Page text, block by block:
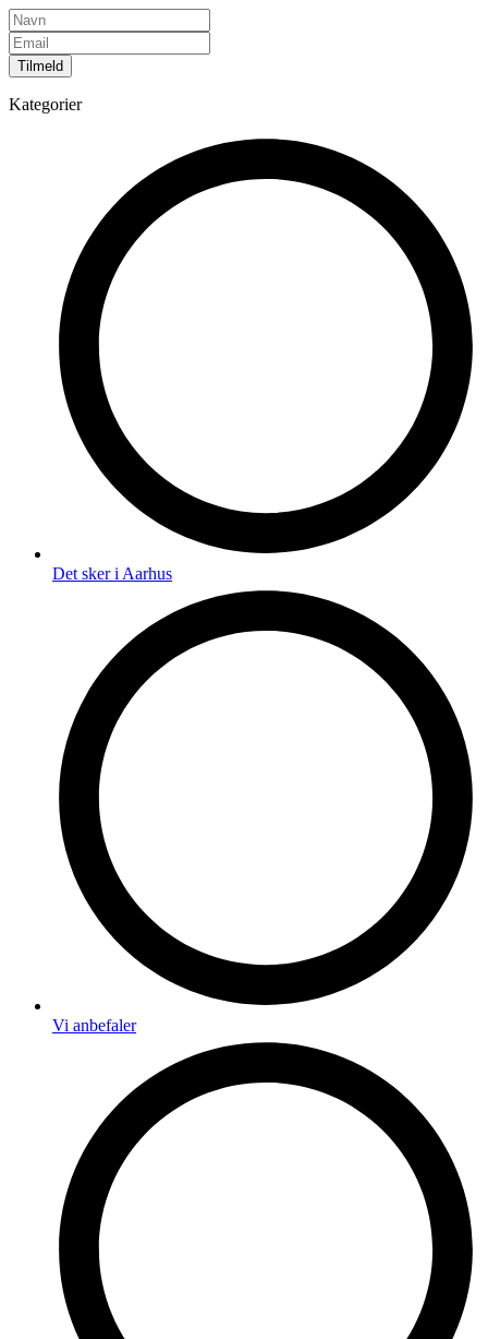
Tilmeld
Kategorier
Det sker i Aarhus
Vi anbefaler